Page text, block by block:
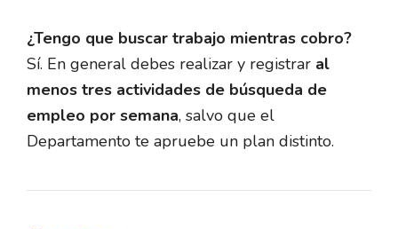
¿Tengo que buscar trabajo mientras cobro?
Sí. En general debes realizar y registrar al
menos tres actividades de búsqueda de
empleo por semana, salvo que el
Departamento te apruebe un plan distinto.